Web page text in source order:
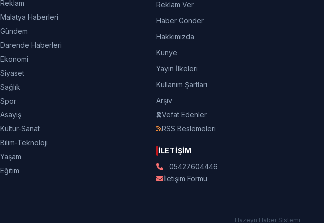
Reklam
Malatya Haberleri
Gündem
Darende Haberleri
Ekonomi
Siyaset
Sağlık
Spor
Asayiş
Kültür-Sanat
Bilim-Teknoloji
Yaşam
Eğitim
Reklam Ver
Haber Gönder
Hakkımızda
Künye
Yayın İlkeleri
Kullanım Şartları
Arşiv
Vefat Edenler
RSS Beslemeleri
İLETIŞIM
05427604446
İletişim Formu
Hazeyn Haber Sistemi